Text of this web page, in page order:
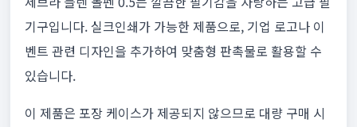
기구입니다. 실크인쇄가 가능한 제품으로, 기업 로고나 이
벤트 관련 디자인을 추가하여 맞춤형 판촉물로 활용할 수
있습니다.
이 제품은 포장 케이스가 제공되지 않으므로 대량 구매 시